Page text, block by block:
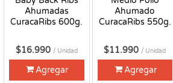
Ahumadas
CuracaRibs 600g.
$16.990 / Unidad
Agregar
Ahumado
CuracaRibs 550g.
$11.990 / Unidad
Agregar